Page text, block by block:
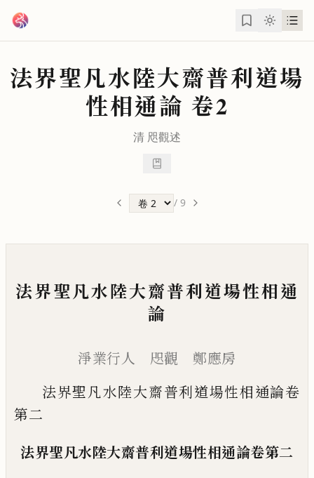
法界聖凡水陸大齋普利道場
性相通論 卷2
清 咫觀述
/ 9
法界聖凡水陸大齋普利道場性相通
論
淨業行人 咫觀 鄭應房
法界聖凡水陸大齋普利道場性相通論卷
第二
法界聖凡水陸大齋普利道場性相通論卷第二